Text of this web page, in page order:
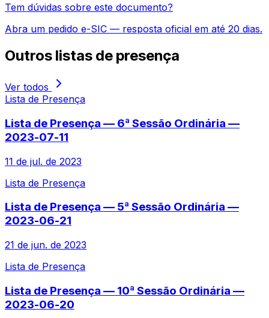
Tem dúvidas sobre este documento?
Abra um pedido e-SIC — resposta oficial em até 20 dias.
Outros listas de presença
Ver todos
Lista de Presença
Lista de Presença — 6ª Sessão Ordinária —
2023-07-11
11 de jul. de 2023
Lista de Presença
Lista de Presença — 5ª Sessão Ordinária —
2023-06-21
21 de jun. de 2023
Lista de Presença
Lista de Presença — 10ª Sessão Ordinária —
2023-06-20